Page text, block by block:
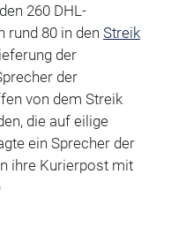
260 DHL-
rund 80 in den Streik
der
der
von dem Streik
die auf eilige
ein Sprecher der
ihre Kurierpost mit